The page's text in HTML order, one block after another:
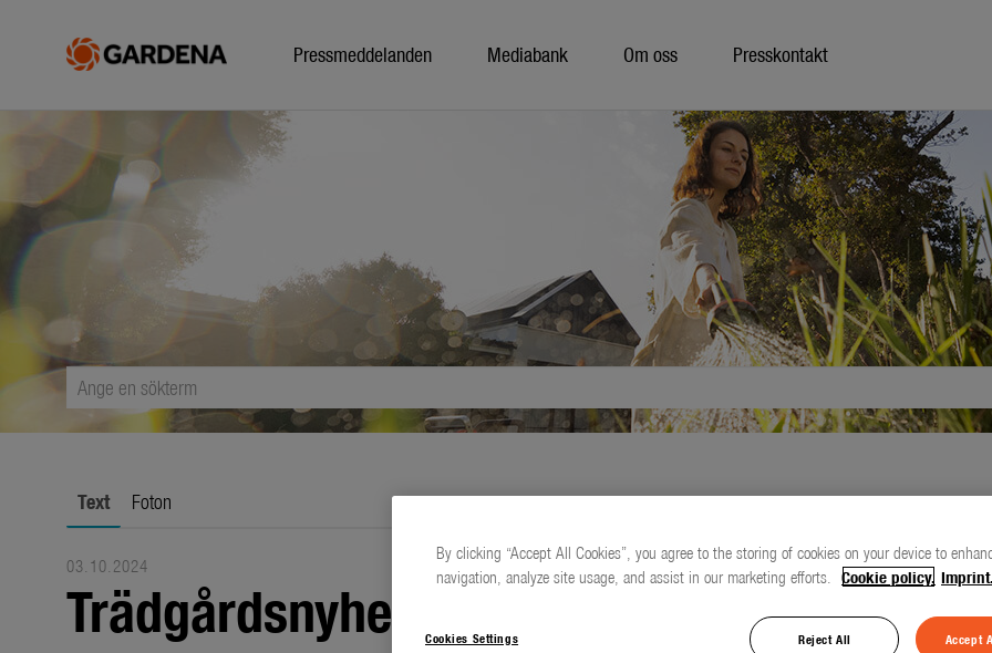
Pressmeddelanden Mediabank Om oss Presskontakt
Text Foton
03.10.2024
Trädgårdsnyheter 2025!
By clicking “Accept All Cookies”, you agree to the storing of cookies on your device to
navigation, analyze site usage, and assist in our marketing efforts. Cookie policy. Imprint.
Cookies Settings Reject All Accept